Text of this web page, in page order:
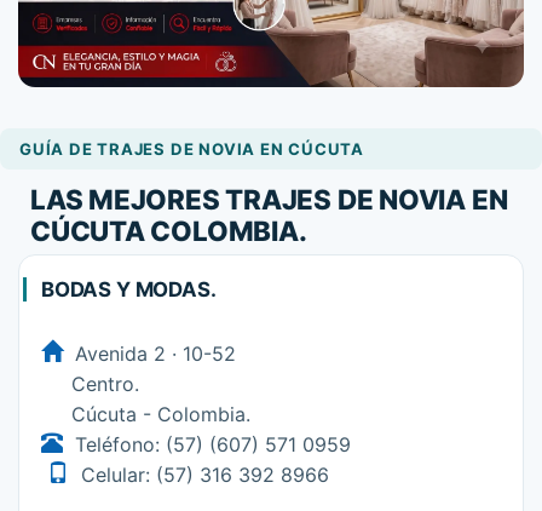
GUÍA DE TRAJES DE NOVIA EN CÚCUTA
LAS MEJORES TRAJES DE NOVIA EN
CÚCUTA COLOMBIA.
BODAS Y MODAS.
Avenida 2 · 10-52
Centro.
Cúcuta - Colombia.
Teléfono: (57) (607) 571 0959
Celular: (57) 316 392 8966